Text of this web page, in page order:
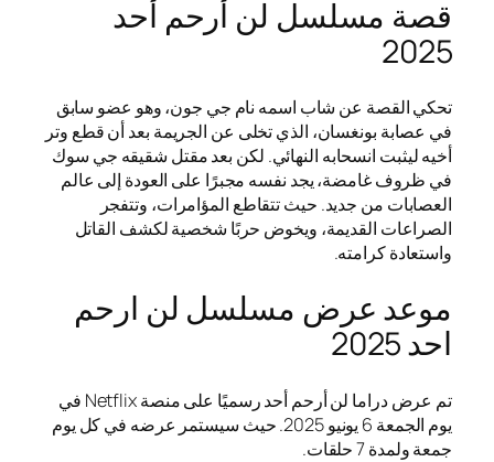
قصة مسلسل لن أرحم أحد
2025
تحكي القصة عن شاب اسمه نام جي جون، وهو عضو سابق
في عصابة بونغسان، الذي تخلى عن الجريمة بعد أن قطع وتر
أخيه ليثبت انسحابه النهائي. لكن بعد مقتل شقيقه جي سوك
في ظروف غامضة، يجد نفسه مجبرًا على العودة إلى عالم
العصابات من جديد. حيث تتقاطع المؤامرات، وتتفجر
الصراعات القديمة، ويخوض حربًا شخصية لكشف القاتل
واستعادة كرامته.
موعد عرض مسلسل لن ارحم
احد 2025
تم عرض دراما لن أرحم أحد رسميًا على منصة Netflix في
يوم الجمعة 6 يونيو 2025. حيث سيستمر عرضه في كل يوم
جمعة ولمدة 7 حلقات.